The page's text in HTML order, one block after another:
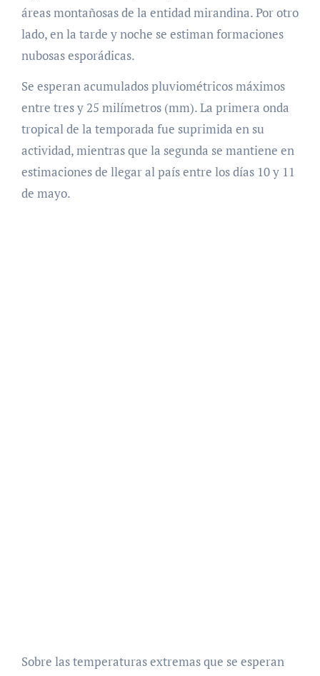
áreas montañosas de la entidad mirandina. Por otro
lado, en la tarde y noche se estiman formaciones
nubosas esporádicas.
Se esperan acumulados pluviométricos máximos
entre tres y 25 milímetros (mm). La primera onda
tropical de la temporada fue suprimida en su
actividad, mientras que la segunda se mantiene en
estimaciones de llegar al país entre los días 10 y 11
de mayo.
Sobre las temperaturas extremas que se esperan